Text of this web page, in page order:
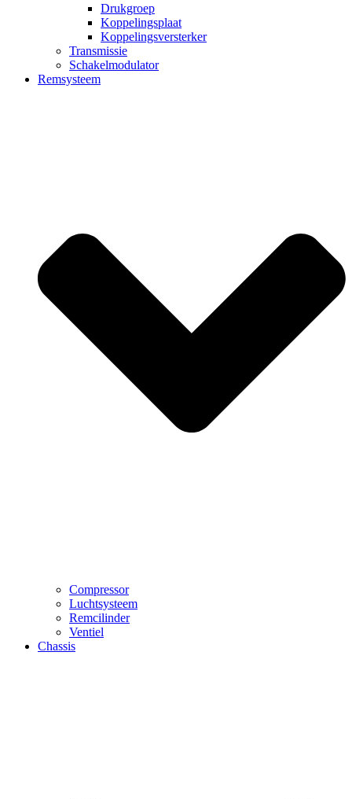
Drukgroep
Koppelingsplaat
Koppelingsversterker
Transmissie
Schakelmodulator
Remsysteem
Compressor
Luchtsysteem
Remcilinder
Ventiel
Chassis